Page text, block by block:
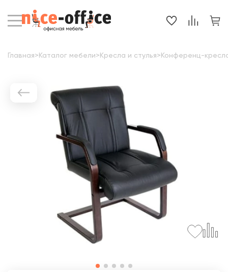
Главная> Каталог мебели> Кресла и стулья> Конференц-